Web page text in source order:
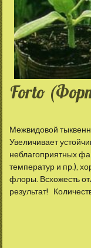
Forto
Межвидовой
Увеличивает
неблагоприятных
температур и пр.),
флоры. Всхожесть
результат!